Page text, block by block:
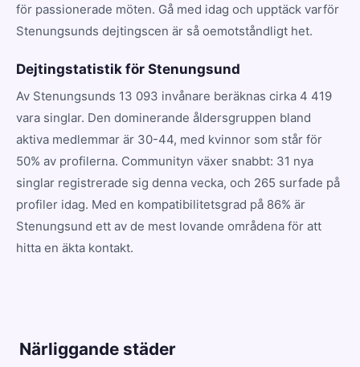
för passionerade möten. Gå med idag och upptäck varför
Stenungsunds dejtingscen är så oemotståndligt het.
Dejtingstatistik för Stenungsund
Av Stenungsunds 13 093 invånare beräknas cirka 4 419
vara singlar. Den dominerande åldersgruppen bland
aktiva medlemmar är 30-44, med kvinnor som står för
50% av profilerna. Communityn växer snabbt: 31 nya
singlar registrerade sig denna vecka, och 265 surfade på
profiler idag. Med en kompatibilitetsgrad på 86% är
Stenungsund ett av de mest lovande områdena för att
hitta en äkta kontakt.
Närliggande städer